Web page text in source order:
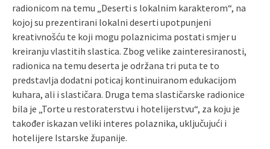
radionicom na temu „Deserti s lokalnim karakterom“, na
kojoj su prezentirani lokalni deserti upotpunjeni
kreativnošću te koji mogu polaznicima postati smjer u
kreiranju vlastitih slastica. Zbog velike zainteresiranosti,
radionica na temu deserta je održana tri puta te to
predstavlja dodatni poticaj kontinuiranom edukacijom
kuhara, ali i slastičara. Druga tema slastičarske radionice
bila je „Torte u restoraterstvu i hotelijerstvu“, za koju je
također iskazan veliki interes polaznika, uključujući i
hotelijere Istarske županije.